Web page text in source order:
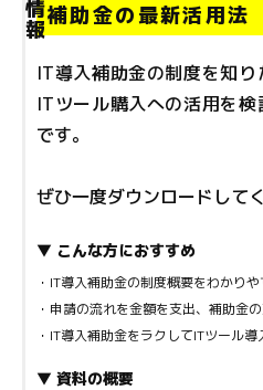
補助金の最新活用法
IT導入補助金の制度を知
ITツール購入への活用を
です。
ぜひ一度ダウンロードして
▼ こんな方におすすめ
・IT導入補助金の制度概要をわかり
・申請の流れを金額を支出、補助金
・IT導入補助金をラクしてITツール
▼ 資料の概要